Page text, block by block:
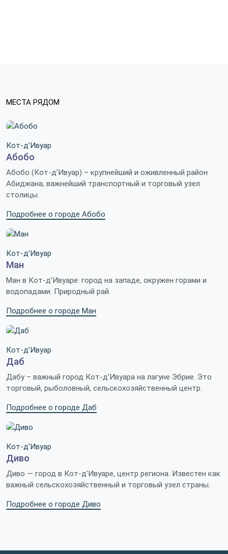
МЕСТА РЯДОМ
Кот-д’Ивуар
Абобо
Абобо (Кот-д’Ивуар) – крупнейший и оживленный район
Абиджана, важнейший транспортный и торговый узел
столицы.
Подробнее о городе Абобо
Кот-д’Ивуар
Ман
Ман в Кот-д’Ивуаре: город на западе, окружен горами и
водопадами. Природный рай.
Подробнее о городе Ман
Кот-д’Ивуар
Даб
Дабу – важный город Кот-д’Ивуара на лагуне Эбрие. Это
торговый, рыболовный, сельскохозяйственный центр.
Подробнее о городе Даб
Кот-д’Ивуар
Диво
Диво — город в Кот-д’Ивуаре, центр региона. Известен как
важный сельскохозяйственный и торговый узел страны.
Подробнее о городе Диво